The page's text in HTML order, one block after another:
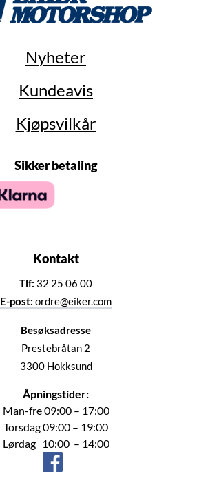
Nyheter
Kundeavis
Kjøpsvilkår
Sikker betaling
Kontakt
Tlf: 32 25 06 00
E-post: ordre@eiker.com
Besøksadresse
Prestebråtan 2
3300 Hokksund
Åpningstider:
Man-fre 09:00 – 17:00
Torsdag 09:00 – 19:00
Lørdag 10:00 – 14:00